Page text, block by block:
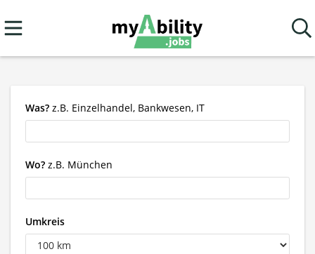
Was? z.B. Einzelhandel, Bankwesen, IT
Wo? z.B. München
Umkreis